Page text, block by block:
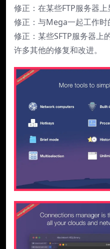
修正：在某些FTP服务器上
修正：与Mega一起工作时
修正：某些SFTP服务器上
许多其他的修复和改进。